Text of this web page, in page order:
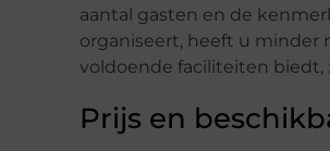
aantal gasten en de
organiseert, heeft u minder
voldoende faciliteiten biedt,
Prijs en